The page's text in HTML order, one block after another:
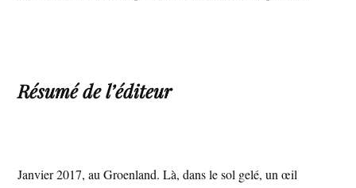
Résumé de l’éditeur
Janvier 2017, au Groenland. Là, dans le sol gelé, un œil